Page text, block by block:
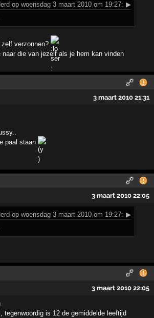
op woensdag 3 maart 2010 om 19:27: ▶
verzonnen?
die van jezelf als je hem kan vinden
3 maart 2010 21:31
paal staan
3 maart 2010 22:05
op woensdag 3 maart 2010 om 19:27: ▶
3 maart 2010 22:05
tegenwoordig is 12 de gemiddelde leeftijd